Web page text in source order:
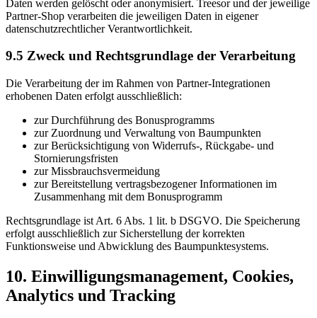
Daten werden gelöscht oder anonymisiert. Treesor und der jeweilige
Partner-Shop verarbeiten die jeweiligen Daten in eigener
datenschutzrechtlicher Verantwortlichkeit.
9.5 Zweck und Rechtsgrundlage der Verarbeitung
Die Verarbeitung der im Rahmen von Partner-Integrationen
erhobenen Daten erfolgt ausschließlich:
zur Durchführung des Bonusprogramms
zur Zuordnung und Verwaltung von Baumpunkten
zur Berücksichtigung von Widerrufs-, Rückgabe- und
Stornierungsfristen
zur Missbrauchsvermeidung
zur Bereitstellung vertragsbezogener Informationen im
Zusammenhang mit dem Bonusprogramm
Rechtsgrundlage ist Art. 6 Abs. 1 lit. b DSGVO. Die Speicherung
erfolgt ausschließlich zur Sicherstellung der korrekten
Funktionsweise und Abwicklung des Baumpunktesystems.
10. Einwilligungsmanagement, Cookies,
Analytics und Tracking